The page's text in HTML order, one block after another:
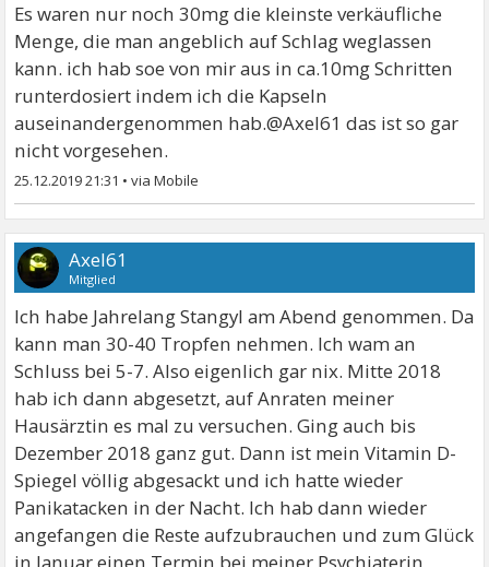
Es waren nur noch 30mg die kleinste verkäufliche
Menge, die man angeblich auf Schlag weglassen
kann. ich hab soe von mir aus in ca.10mg Schritten
runterdosiert indem ich die Kapseln
auseinandergenommen hab.@Axel61 das ist so gar
nicht vorgesehen.
25.12.2019 21:31 •
Axel61
Mitglied
Ich habe Jahrelang Stangyl am Abend genommen. Da
kann man 30-40 Tropfen nehmen. Ich wam an
Schluss bei 5-7. Also eigenlich gar nix. Mitte 2018
hab ich dann abgesetzt, auf Anraten meiner
Hausärztin es mal zu versuchen. Ging auch bis
Dezember 2018 ganz gut. Dann ist mein Vitamin D-
Spiegel völlig abgesackt und ich hatte wieder
Panikatacken in der Nacht. Ich hab dann wieder
angefangen die Reste aufzubrauchen und zum Glück